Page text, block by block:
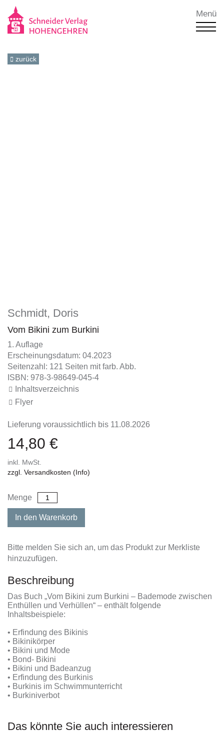
Menü
zurück
Schmidt, Doris
Vom Bikini zum Burkini
1. Auflage
Erscheinungsdatum: 04.2023
Seitenzahl: 121 Seiten mit farb. Abb.
ISBN: 978-3-98649-045-4
Inhaltsverzeichnis
Flyer
Lieferung voraussichtlich bis 11.08.2026
14,80 €
inkl. MwSt.
zzgl. Versandkosten (Info)
Menge
In den Warenkorb
Bitte melden Sie sich an, um das Produkt zur Merkliste
hinzuzufügen.
Beschreibung
Das Buch „Vom Bikini zum Burkini – Bademode zwischen
Enthüllen und Verhüllen“ – enthält folgende
Inhaltsbeispiele:
• Erfindung des Bikinis
• Bikinikörper
• Bikini und Mode
• Bond- Bikini
• Bikini und Badeanzug
• Erfindung des Burkinis
• Burkinis im Schwimmunterricht
• Burkiniverbot
Das könnte Sie auch interessieren